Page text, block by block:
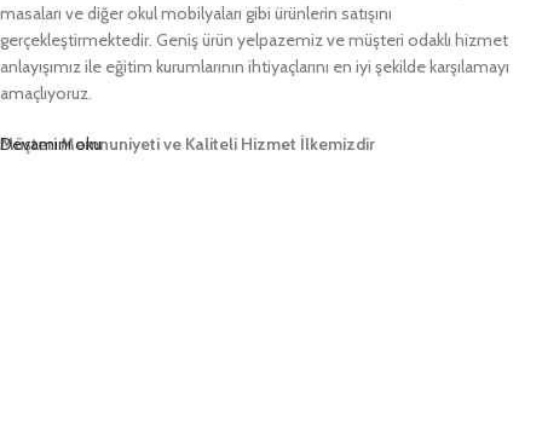
masaları ve diğer okul mobilyaları gibi ürünlerin satışını
gerçekleştirmektedir. Geniş ürün yelpazemiz ve müşteri odaklı hizmet
anlayışımız ile eğitim kurumlarının ihtiyaçlarını en iyi şekilde karşılamayı
amaçlıyoruz.
Müşteri Memnuniyeti ve Kaliteli Hizmet İlkemizdir
Devamını oku